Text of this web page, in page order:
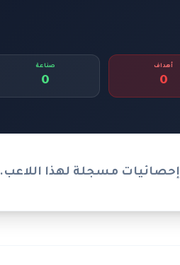
أهداف
0
صناعة
0
إحصائيات مسجلة لهذا اللاعب.